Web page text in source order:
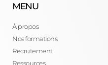
MENU
À propos
Nos formations
Recrutement
Ressources